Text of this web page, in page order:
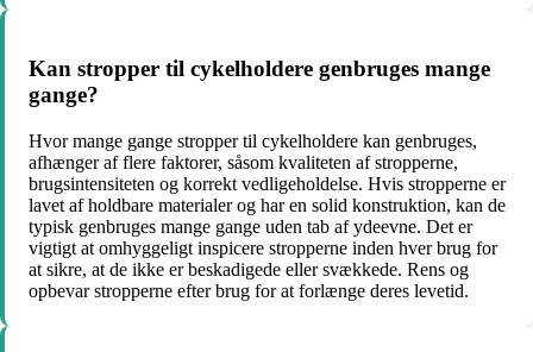
Kan stropper til cykelholdere genbruges mange
gange?
Hvor mange gange stropper til cykelholdere kan genbruges,
afhænger af flere faktorer, såsom kvaliteten af stropperne,
brugsintensiteten og korrekt vedligeholdelse. Hvis stropperne er
lavet af holdbare materialer og har en solid konstruktion, kan de
typisk genbruges mange gange uden tab af ydeevne. Det er
vigtigt at omhyggeligt inspicere stropperne inden hver brug for
at sikre, at de ikke er beskadigede eller svækkede. Rens og
opbevar stropperne efter brug for at forlænge deres levetid.